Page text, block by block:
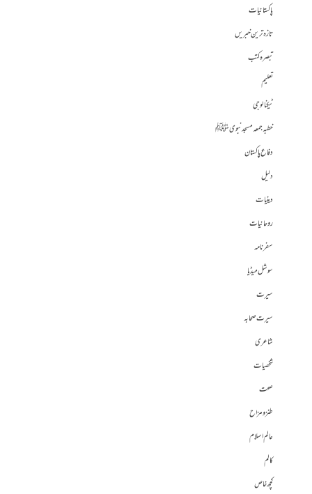
پاکستانیات
تازہ ترین خبریں
تبصرہ کتب
تعلیم
ٹیکنالوجی
خطبہ جمعہ مسجد نبوی ﷺ
دفاع پاکستان
دلیل
دینیات
روحانیات
سفرنامہ
سوشل میڈیا
سیرت
سیرت صحابہ
شاعری
شخصیات
صحت
طنز و مزاح
عالم اسلام
کالم
کچھ خاص